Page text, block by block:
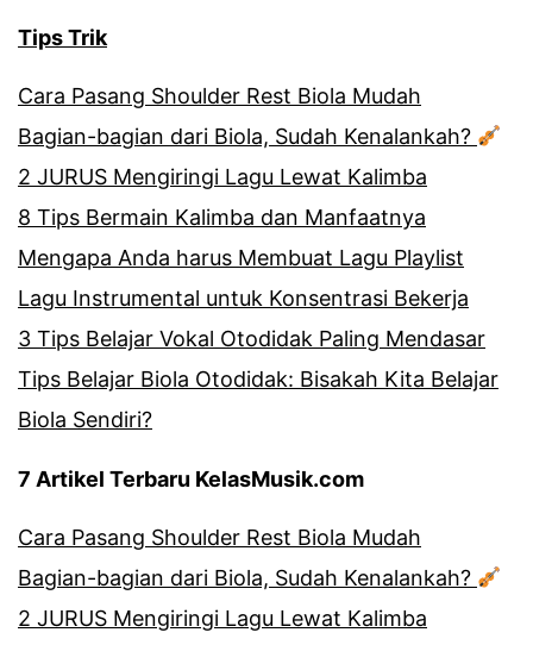
Tips Trik
Cara Pasang Shoulder Rest Biola Mudah
Bagian-bagian dari Biola, Sudah Kenalankah?
2 JURUS Mengiringi Lagu Lewat Kalimba
8 Tips Bermain Kalimba dan Manfaatnya
Mengapa Anda harus Membuat Lagu Playlist
Lagu Instrumental untuk Konsentrasi Bekerja
3 Tips Belajar Vokal Otodidak Paling Mendasar
Tips Belajar Biola Otodidak: Bisakah Kita Belajar
Biola Sendiri?
7 Artikel Terbaru KelasMusik.com
Cara Pasang Shoulder Rest Biola Mudah
Bagian-bagian dari Biola, Sudah Kenalankah?
2 JURUS Mengiringi Lagu Lewat Kalimba